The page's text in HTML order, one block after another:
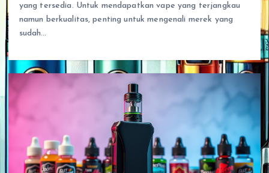
yang tersedia. Untuk mendapatkan vape yang terjangkau
namun berkualitas, penting untuk mengenali merek yang
sudah…